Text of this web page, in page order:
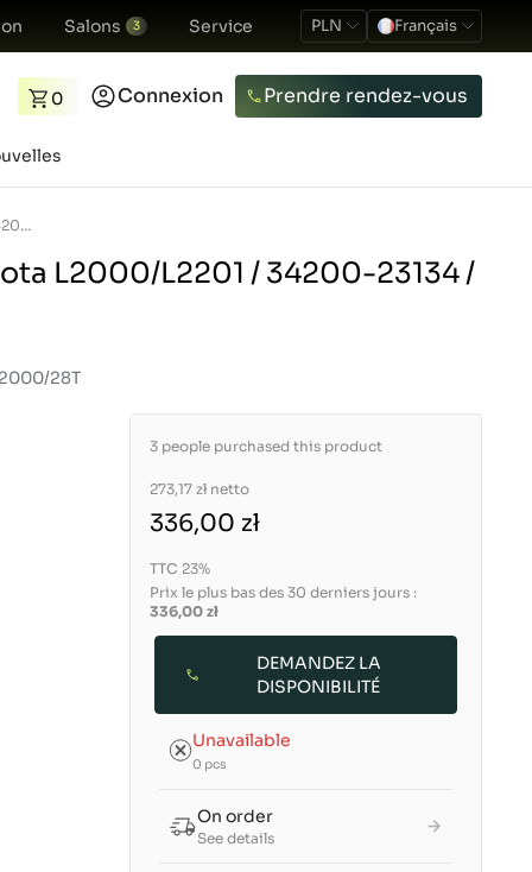
Salons 3 Service PLN Français
0 Connexion Prendre rendez-vous
Pignon / 28T / Kubota L2000/L2201 / 34200-23134 / 5-19-116-05
L2000/L2201 / 34200-23134 /
28T
3 people purchased this product
273,17 zł netto
336,00 zł
TTC 23%
Prix le plus bas des 30 derniers jours :
336,00 zł
DEMANDEZ LA
DISPONIBILITÉ
Unavailable
0 pcs
On order
See details